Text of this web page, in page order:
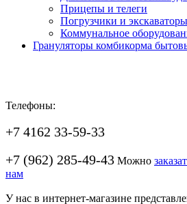
Прицепы и телеги
Погрузчики и экскаваторы
Коммунальное
Грануляторы комбикорма
Телефоны:
+7 4162 33-59-33
+7 (962) 285-49-43 Можно
нам
У нас в интернет-магазине